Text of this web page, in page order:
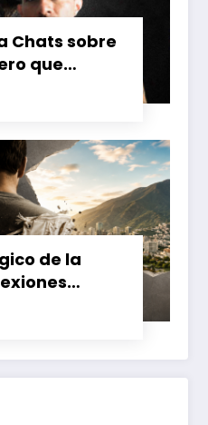
Chats sobre
que
Correa y
en el
de la
chavista y
América